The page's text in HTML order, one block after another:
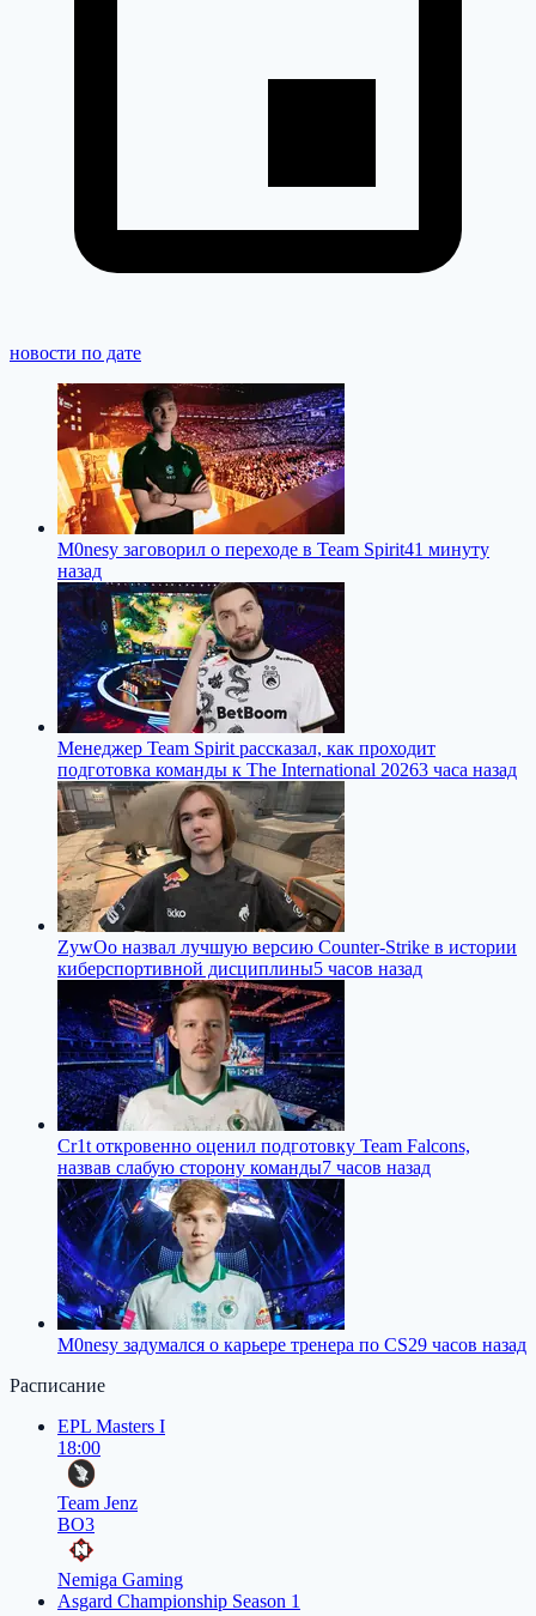
новости по дате
M0nesy заговорил о переходе в Team Spirit41 минуту
назад
Менеджер Team Spirit рассказал, как проходит
подготовка команды к The International 20263 часа назад
ZywOo назвал лучшую версию Counter-Strike в истории
киберспортивной дисциплины5 часов назад
Cr1t откровенно оценил подготовку Team Falcons,
назвав слабую сторону команды7 часов назад
M0nesy задумался о карьере тренера по CS29 часов назад
Расписание
EPL Masters I
18:00
Team Jenz
BO3
Nemiga Gaming
Asgard Championship Season 1